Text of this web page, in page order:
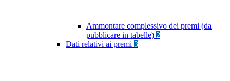
Ammontare complessivo dei premi (da
pubblicare in tabelle) 2
Dati relativi ai premi 3